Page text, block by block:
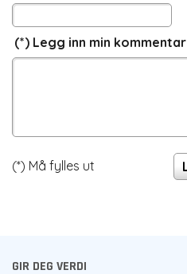
(*) Legg inn min kommentar
(*) Må fylles ut
GIR DEG VERDI